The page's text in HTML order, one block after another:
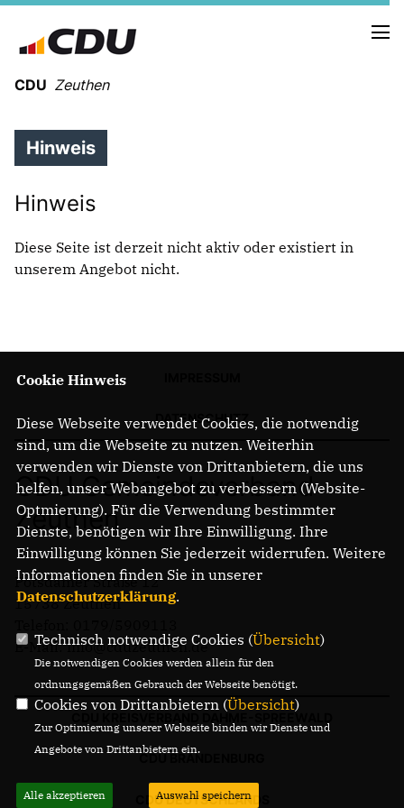
CDU Zeuthen
LINKS
Hinweis
Hinweis
Diese Seite ist derzeit nicht aktiv oder existiert in
unserem Angebot nicht.
DATENSCHUTZ
CDU Gemeindeverband
Zeuthen
Potsdamer Straße 12
15738 Zeuthen
E-Mail: info@cduzeuthen.de
CDU BRANDENBURG
CDU DEUTSCHLANDS
Cookie Hinweis
Diese Webseite verwendet Cookies, die notwendig
sind, um die Webseite zu nutzen. Weiterhin
verwenden wir Dienste von Drittanbietern, die uns
helfen, unser Webangebot zu verbessern (Website-
Optmierung). Für die Verwendung bestimmter
Dienste, benötigen wir Ihre Einwilligung. Ihre
Einwilligung können Sie jederzeit widerrufen. Weitere
Informationen finden Sie in unserer
Datenschutzerklärung.
Technisch notwendige Cookies (Übersicht)
Die notwendigen Cookies werden allein für den
ordnungsgemäßen Gebrauch der Webseite benötigt.
Cookies von Drittanbietern (Übersicht)
Zur Optimierung unserer Webseite binden wir Dienste und
Angebote von Drittanbietern ein.
Alle akzeptieren Auswahl speichern